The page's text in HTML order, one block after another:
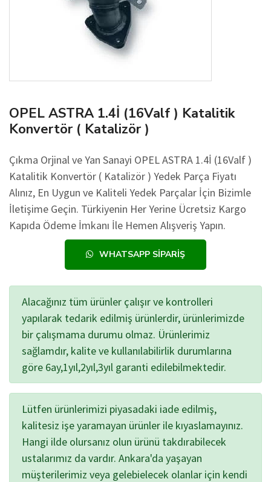
OPEL ASTRA 1.4İ (16Valf ) Katalitik
Konvertör ( Katalizör )
Çıkma Orjinal ve Yan Sanayi OPEL ASTRA 1.4İ (16Valf )
Katalitik Konvertör ( Katalizör ) Yedek Parça Fiyatı
Alınız, En Uygun ve Kaliteli Yedek Parçalar İçin Bizimle
İletişime Geçin. Türkiyenin Her Yerine Ücretsiz Kargo
Kapıda Ödeme İmkanı İle Hemen Alışveriş Yapın.
WHATSAPP SIPARIŞ
Alacağınız tüm ürünler çalışır ve kontrolleri
yapılarak tedarik edilmiş ürünlerdir, ürünlerimizde
bir çalışmama durumu olmaz. Ürünlerimiz
sağlamdır, kalite ve kullanılabilirlik durumlarına
göre 6ay,1yıl,2yıl,3yıl garanti edilebilmektedir.
Lütfen ürünlerimizi piyasadaki iade edilmiş,
kalitesiz işe yaramayan ürünler ile kıyaslamayınız.
Hangi ilde olursanız olun ürünü takdırabilecek
ustalarımız da vardır. Ankara'da yaşayan
müşterilerimiz veya gelebielecek olanlar için kendi